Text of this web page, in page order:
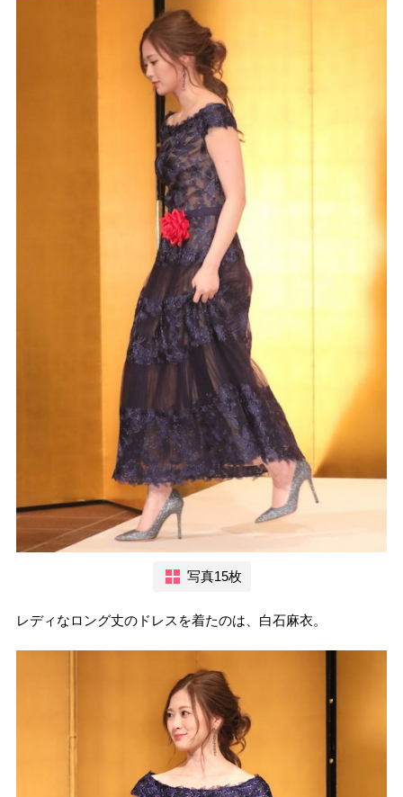
写真15枚
レディなロング丈のドレスを着たのは、白石麻衣。